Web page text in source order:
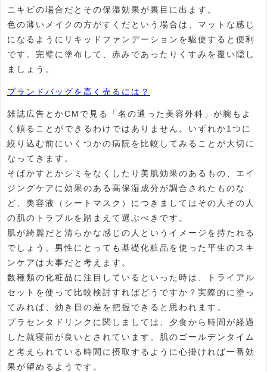
ニキビの場合だとその保湿効果が裏目に出ます。
色の薄いメイクの方がすくだという場合は、マットな感じ
になるようにリキッドファンデーションを駆使すると便利
です。完璧に塗布して、赤みであったりくすみを覆い隠し
ましょう。
ブランドバッグを高く売るには？
雑誌広告とかCMで見る「名の通った美容外科」が腕もよ
く頼ることができるわけではありません。いずれか1つに
絞り込む前にいくつかの病院を比較してみることが大切に
なってきます。
そばかすとかシミをなくしたり美肌効果のあるもの、エイ
ジングケアに効果のある高保湿成分が調合されたものな
ど、美容液（シートマスク）につきましてはその人その人
の肌のトラブルを踏まえて選ぶべきです。
肌が綺麗だと清らかな感じの人というイメージを持たれる
でしょう。男性にとっても基礎化粧品を使った平生のスキ
ンケアは大事だと考えます。
数種類の化粧品に注目しているといった時は、トライアル
セットを使って比較検討すればどうですか？実際的に塗っ
てみれば、効き目の差を把握できると思われます。
プラセンタドリンクに関しましては、夕食から時間が経過
した就寝前が良いとされています。肌のゴールデンタイム
と考えられている時間に摂取するように心掛ければ一番効
果が望めるようです。